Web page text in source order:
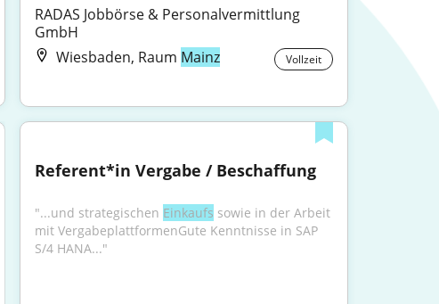
RADAS Jobbörse & Personalvermittlung
GmbH
Wiesbaden, Raum Mainz Vollzeit
Referent*in Vergabe / Beschaffung
"...und strategischen Einkaufs sowie in der Arbeit
mit VergabeplattformenGute Kenntnisse in SAP
S/4 HANA..."